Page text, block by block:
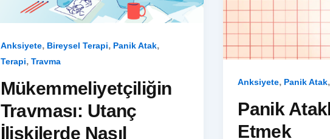
Anksiyete, Bireysel Terapi, Panik Atak,
Terapi, Travma
Mükemmeliyetçiliğin
Travması: Utanç
İlişkilerde Nasıl
Anksiyete, Panik Atak
Panik
Etmek